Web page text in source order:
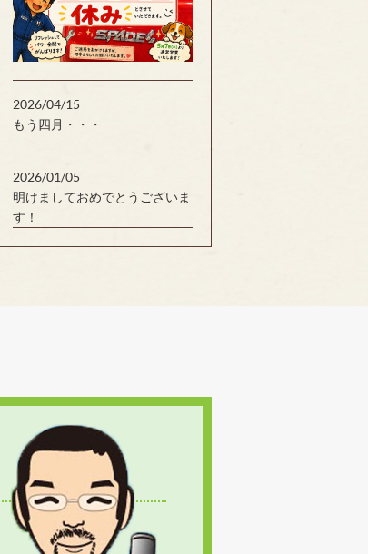
2026/04/15
もう四月・・・
2026/01/05
明けましておめでとうございま
す！